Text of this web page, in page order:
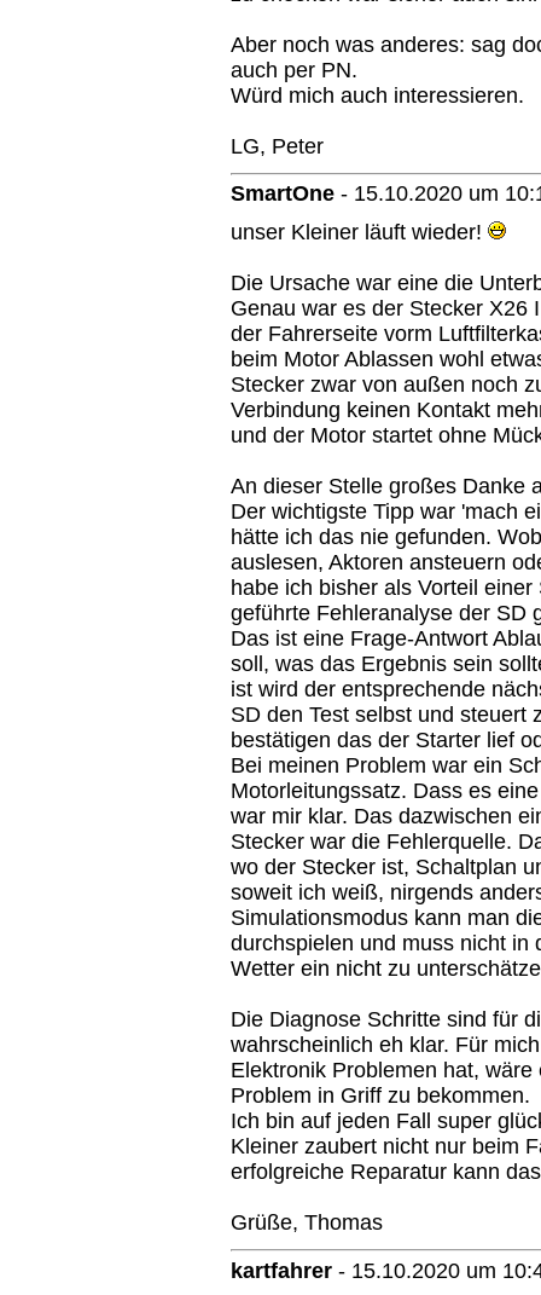
Aber noch was anderes: sag
auch per PN.
Würd mich auch interessieren.
LG, Peter
SmartOne - 15.10.2020 um
unser Kleiner läuft wieder!
Die Ursache war eine die
Genau war es der Stecker X26
der Fahrerseite vorm
beim Motor Ablassen wohl
Stecker zwar von außen noch
Verbindung keinen Kontakt
und der Motor startet ohne
An dieser Stelle großes Danke
Der wichtigste Tipp war 'mach
hätte ich das nie gefunden.
auslesen, Aktoren ansteuern
habe ich bisher als Vorteil
geführte Fehleranalyse der SD
Das ist eine Frage-Antwort
soll, was das Ergebnis sein
ist wird der entsprechende
SD den Test selbst und steuert
bestätigen das der Starter lief
Bei meinen Problem war ein
Motorleitungssatz. Dass es
war mir klar. Das dazwischen
Stecker war die Fehlerquelle.
wo der Stecker ist, Schaltplan
soweit ich weiß, nirgends
Simulationsmodus kann man
durchspielen und muss nicht in
Wetter ein nicht zu
Die Diagnose Schritte sind für
wahrscheinlich eh klar. Für
Elektronik Problemen hat,
Problem in Griff zu bekommen.
Ich bin auf jeden Fall super
Kleiner zaubert nicht nur beim
erfolgreiche Reparatur kann
Grüße, Thomas
kartfahrer - 15.10.2020 um